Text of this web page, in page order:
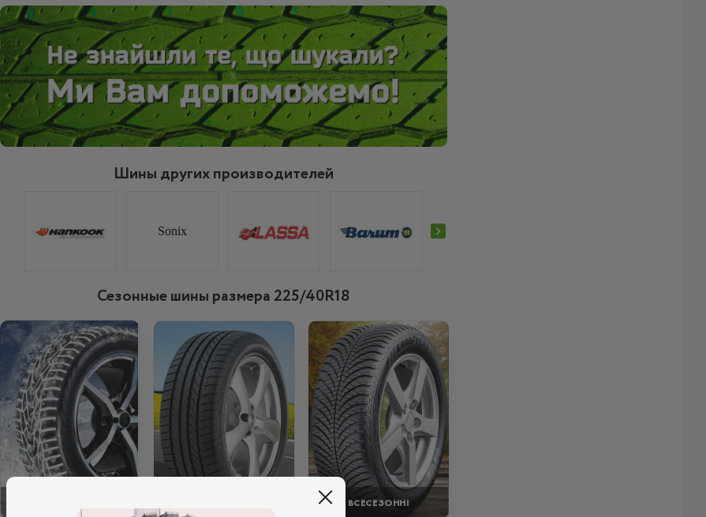
Шины других производителей
Sonix
Сезонные шины размера 225/40R18
ВСЕСЕЗОННІ